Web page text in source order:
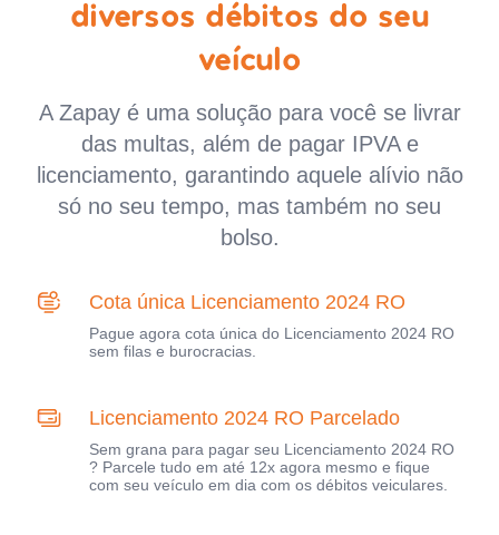
diversos débitos do seu
veículo
A Zapay é uma solução para você se livrar
das multas, além de pagar IPVA e
licenciamento, garantindo aquele alívio não
só no seu tempo, mas também no seu
bolso.
Cota única Licenciamento 2024 RO
Pague agora cota única do Licenciamento 2024 RO
sem filas e burocracias.
Licenciamento 2024 RO Parcelado
Sem grana para pagar seu Licenciamento 2024 RO
? Parcele tudo em até 12x agora mesmo e fique
com seu veículo em dia com os débitos veiculares.